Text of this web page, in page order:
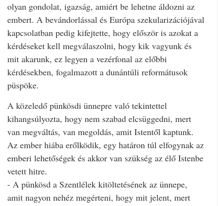
olyan gondolat, igazság, amiért be lehetne áldozni az
embert. A bevándorlással és Európa szekularizációjával
kapcsolatban pedig kifejtette, hogy először is azokat a
kérdéseket kell megválaszolni, hogy kik vagyunk és
mit akarunk, ez legyen a vezérfonal az előbbi
kérdésekben, fogalmazott a dunántúli reformátusok
püspöke.
A közeledő pünkösdi ünnepre való tekintettel
kihangsúlyozta, hogy nem szabad elcsüggedni, mert
van megváltás, van megoldás, amit Istentől kaptunk.
Az ember hiába erőlködik, egy határon túl elfogynak az
emberi lehetőségek és akkor van szükség az élő Istenbe
vetett hitre.
- A pünkösd a Szentlélek kitöltetésének az ünnepe,
amit nagyon nehéz megérteni, hogy mit jelent, mert